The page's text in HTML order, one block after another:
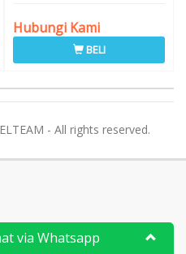
Hubungi Kami
BELI
- All rights reserved.
via Whatsapp